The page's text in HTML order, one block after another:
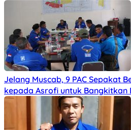
Jelang Muscab, 9 PAC Sepakat
kepada Asrofi untuk Bangkitkan